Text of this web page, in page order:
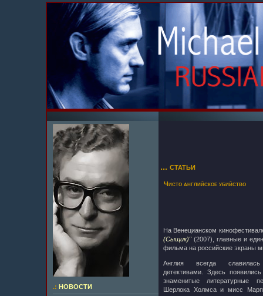
.: НОВОСТИ
... статьи
Чисто английское убийство
На Венецианском
(Сыщик)"(2007), главные и
фильма на российские экраны
Англия всегда
детективами. Здесь
знаменитые литературные
Шерлока Холмса и мисс